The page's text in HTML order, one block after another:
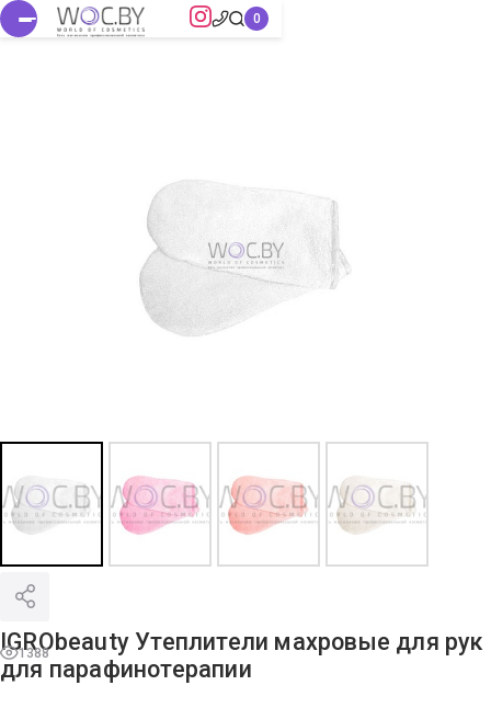
1388
IGRObeauty Утеплители махровые для рук
для парафинотерапии